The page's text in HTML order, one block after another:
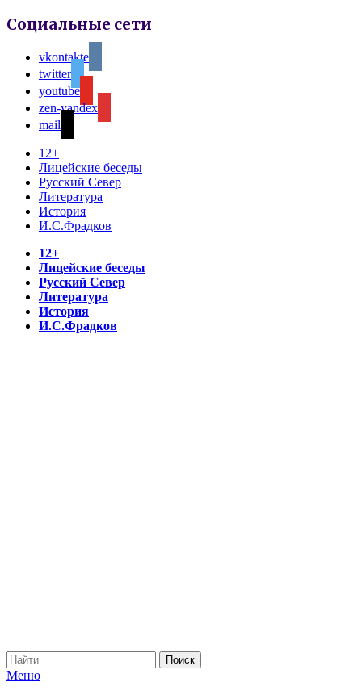
Социальные сети
vkontakte
twitter
youtube
zen-yandex
mail
12+
Лицейские беседы
Русский Север
Литература
История
И.С.Фрадков
12+
Лицейские беседы
Русский Север
Литература
История
И.С.Фрадков
Меню